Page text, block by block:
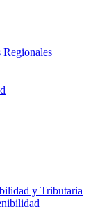
Regionales
y Tributaria